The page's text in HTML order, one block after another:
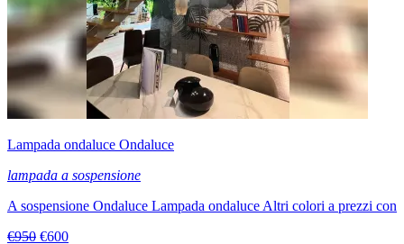
Lampada ondaluce Ondaluce
lampada a sospensione
A sospensione Ondaluce Lampada ondaluce Altri colori a prezzi con
€950 €600